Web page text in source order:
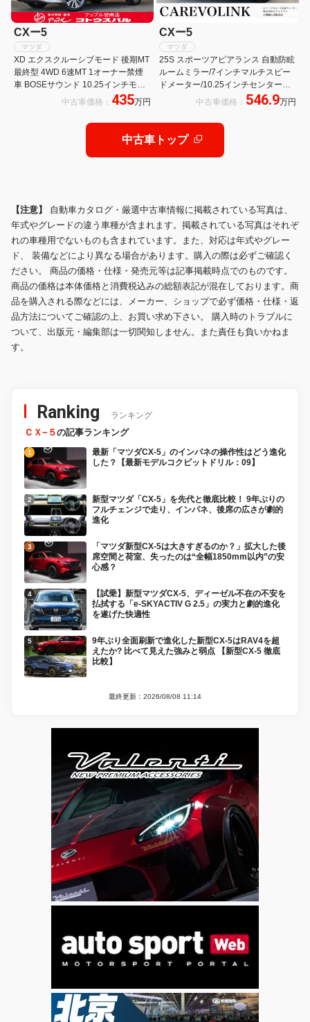
CXー5
マツダ
XD エクスクルーシブモード 後期MT
最終型 4WD 6速MT 1オーナー禁煙
車 BOSEサウンド 10.25インチモニ
ターマツダコネクトTV 360°カメラ
無線CarPlay ナッパレザー 前後シー
トヒーター ベンチレーション
中古車価格： 435万円
CXー5
マツダ
25S スポーツアピアランス 自動防眩
ルームミラー/7インチマルチスピー
ドメーター/10.25インチセンターデ
ィスプレイ/ステアリングシフトスイ
ッチ/ステアリングヒーター/BOSEサ
ウンドシステム
中古車価格： 546.9万円
中古車トップ
【注意】 自動車カタログ・厳選中古車情報に掲載されている写真は、
年式やグレードの違う車種が含まれます。掲載されている写真はそれぞ
れの車種用でないものも含まれています。また、対応は年式やグレー
ド、 装備などにより異なる場合があります。購入の際は必ずご確認く
ださい。 商品の価格・仕様・発売元等は記事掲載時点でのものです。
商品の価格は本体価格と消費税込みの総額表記が混在しております。商
品を購入される際などには、メーカー、ショップで必ず価格・仕様・返
品方法についてご確認の上、お買い求め下さい。 購入時のトラブルに
ついて、出版元・編集部は一切関知しません。また責任も負いかねま
す。
Ranking ランキング
ＣＸ−５の記事ランキング
最新「マツダCX-5」のインパネの操作性はどう進化
した？【最新モデルコクピットドリル：09】
新型マツダ「CX-5」を先代と徹底比較！ 9年ぶりの
フルチェンジで走り、インパネ、後席の広さが劇的
進化
「マツダ新型CX-5は大きすぎるのか？」拡大した後
席空間と荷室、失ったのは“全幅1850mm以内”の安
心感？
【試乗】新型マツダCX-5、ディーゼル不在の不安を
払拭する「e-SKYACTIV G 2.5」の実力と劇的進化
を遂げた快適性
9年ぶり全面刷新で進化した新型CX-5はRAV4を超
えたか? 比べて見えた強みと弱点 【新型CX-5 徹底
比較】
最終更新：2026/08/08 11:14